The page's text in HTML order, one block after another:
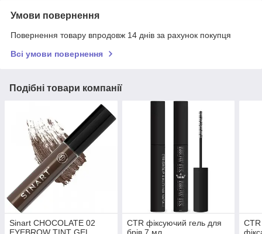
Умови повернення
Повернення товару впродовж 14 днів за рахунок покупця
Всі умови повернення
Подібні товари компанії
Sinart CHOCOLATE 02
CTR фіксуючий гель для